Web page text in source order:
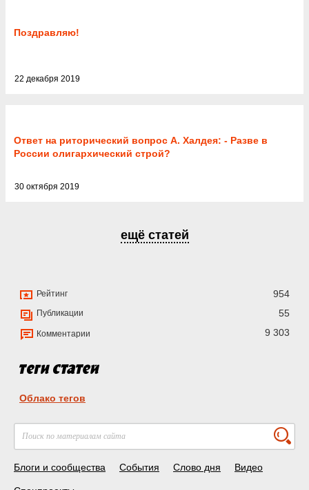
Поздравляю!
22 декабря 2019
Ответ на риторический вопрос А. Халдея: - Разве в
России олигархический строй?
30 октября 2019
ещё статей
Рейтинг 954
Публикации 55
Комментарии 9 303
Облако тегов
Блоги и сообщества События Слово дня Видео